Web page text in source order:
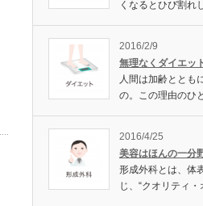
くなるとひび割れ
2016/2/9
無理なくダイエッ
人間は加齢ととも
の。この理由のひ
2016/4/25
美容はほんの一分
形成外科とは、体
じ、“クオリティ